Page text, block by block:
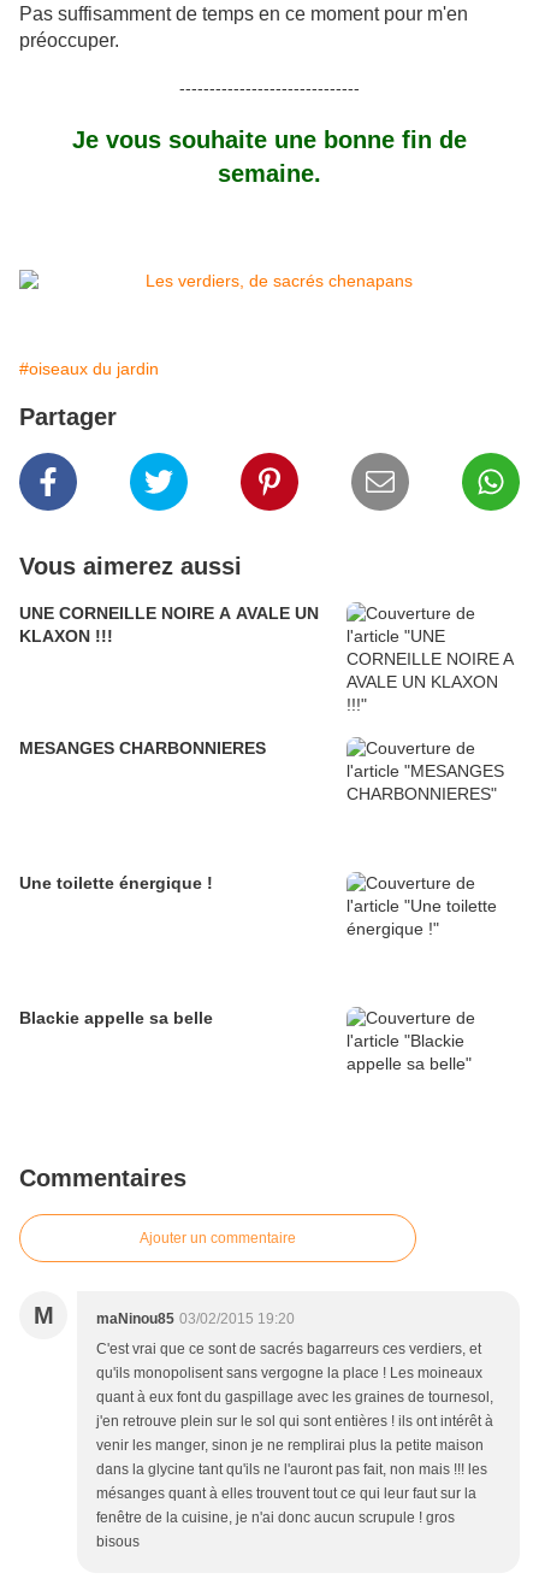
Pas suffisamment de temps en ce moment pour m'en
préoccuper.
------------------------------
Je vous souhaite une bonne fin de
semaine.
#oiseaux du jardin
Partager
Vous aimerez aussi
UNE CORNEILLE NOIRE A AVALE UN
KLAXON !!!
MESANGES CHARBONNIERES
Une toilette énergique !
Blackie appelle sa belle
Commentaires
Ajouter un commentaire
M maNinou85 03/02/2015 19:20
C'est vrai que ce sont de sacrés bagarreurs ces verdiers, et
qu'ils monopolisent sans vergogne la place ! Les moineaux
quant à eux font du gaspillage avec les graines de tournesol,
j'en retrouve plein sur le sol qui sont entières ! ils ont intérêt à
venir les manger, sinon je ne remplirai plus la petite maison
dans la glycine tant qu'ils ne l'auront pas fait, non mais !!! les
mésanges quant à elles trouvent tout ce qui leur faut sur la
fenêtre de la cuisine, je n'ai donc aucun scrupule ! gros
bisous